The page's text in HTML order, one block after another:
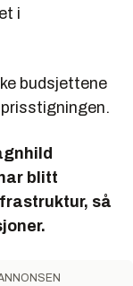
i
budsjettene
blitt
så